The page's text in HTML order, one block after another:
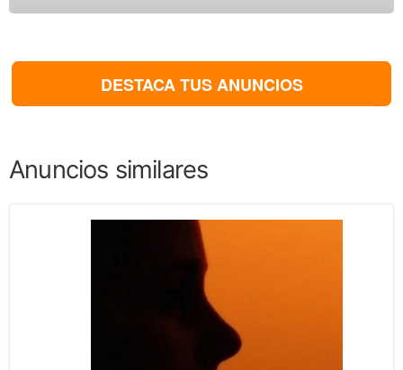
DESTACA TUS ANUNCIOS
Anuncios similares